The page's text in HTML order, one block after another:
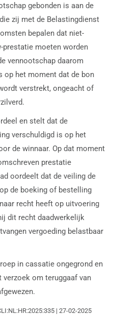
gebonden is aan de
zij met de Belastingdienst
bepalen dat niet-
prestatie moeten worden
vennootschap daarom
op het moment dat de bon
verstrekt, ongeacht of
en stelt dat de
verschuldigd is op het
de winnaar. Op dat moment
prestatie
oordeelt dat de veiling de
de boeking of bestelling
recht heeft op uitvoering
dit recht daadwerkelijk
vergoeding belastbaar
in cassatie ongegrond en
om teruggaaf van
| 27-02-2025